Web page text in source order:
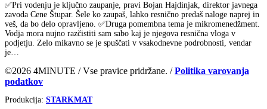
✅Pri vodenju je ključno zaupanje, pravi Bojan Hajdinjak, direktor javnega
zavoda Cene Štupar. Šele ko zaupaš, lahko resnično predaš naloge naprej in
veš, da bo delo opravljeno. ✅Druga pomembna tema je mikromenedžment.
Vodja mora nujno razčistiti sam sabo kaj je njegova resnična vloga v
podjetju. Zelo mikavno se je spuščati v vsakodnevne podrobnosti, vendar
je…
©2026 4MINUTE / Vse pravice pridržane. /Politika varovanja
podatkov
Produkcija: STARKMAT